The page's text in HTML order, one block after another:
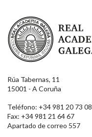
Real Academia Galega
Rúa Tabernas, 11
15001 - A Coruña
Teléfono: +34 981 20 73 08
Fax: +34 981 21 64 67
Apartado de correo 557